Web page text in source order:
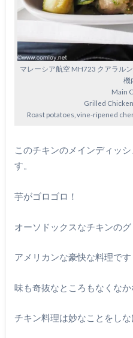
マレーシア航空 MH723 クアラル
機
Main
Grilled
Roast potatoes, vine-ripened
このチキンのメインディッ
す。
芋がゴロゴロ！
オーソドックスなチキンのグ
アメリカンな豪快な料理です
味も奇抜なところもなくなか
チキン料理は妙なことをしな